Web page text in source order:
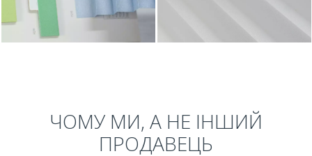
ЧОМУ МИ, А НЕ ІНШИЙ
ПРОДАВЕЦЬ